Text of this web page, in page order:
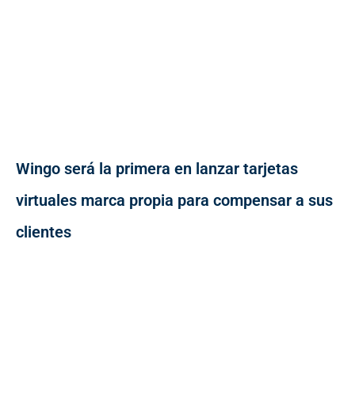
Wingo será la primera en lanzar tarjetas
virtuales marca propia para compensar a sus
clientes